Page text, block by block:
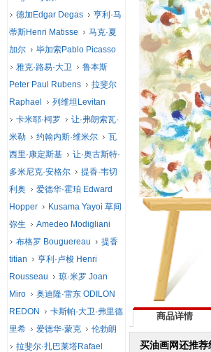
商品详情
买油画网还推荐
德加Edgar Degas
亨利·马
蒂斯Henri Matisse
马克·夏
加尔
毕加索Pablo Picasso
雅克·路易·大卫
鲁本斯
Peter Paul Rubens
拉斐尔
Raphael
列维坦Levitan
卡米耶·柯罗
让·弗朗索瓦·
米勒
约翰内斯·维米尔
瓦
西里·康定斯基
让·奥古斯特·
多米尼克·安格尔
提香·韦切
利奥
爱德华·霍珀 Edward
Hopper
Kusama Yayoi 草间
弥生
Amedeo Modigliani
布格罗 Bouguereau
提香
titian
亨利·卢梭 Henri
Rousseau
琼·米罗 Joan
Miro
奥迪隆·雷东 ODILON
REDON
卡斯帕·大卫·弗里德
里希
爱德华·蒙克
伦勃朗
拉斐尔·扎巴莱塔Rafael